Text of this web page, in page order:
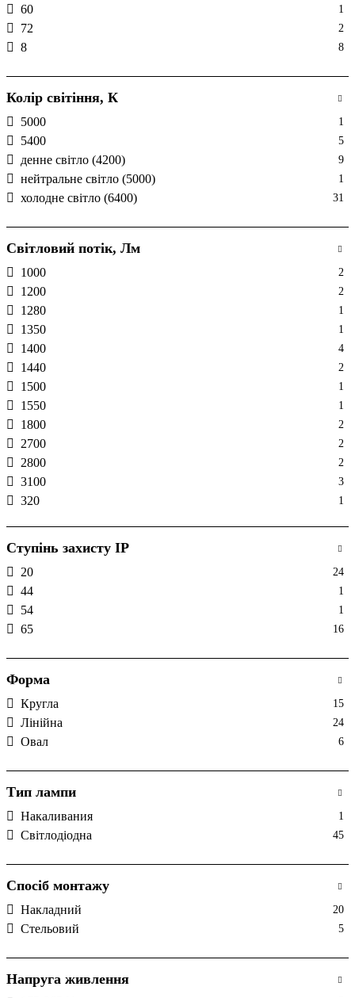
60 1
72 2
8 8
Колір світіння, К
5000 1
5400 5
денне світло (4200) 9
нейтральне світло (5000) 1
холодне світло (6400) 31
Світловий потік, Лм
1000 2
1200 2
1280 1
1350 1
1400 4
1440 2
1500 1
1550 1
1800 2
2700 2
2800 2
3100 3
320 1
6250
640 4
650 2
700 2
800 1
Ступінь захисту IP
20 24
44 1
54 1
65 16
Форма
Кругла 15
Лінійна 24
Овал 6
Тип лампи
Накаливания 1
Світлодіодна 45
Спосіб монтажу
Накладний 20
Стельовий 5
Напруга живлення